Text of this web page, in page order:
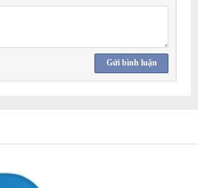
Gửi bình luận